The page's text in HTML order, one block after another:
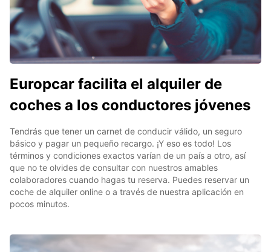
Europcar facilita el alquiler de
coches a los conductores jóvenes
Tendrás que tener un carnet de conducir válido, un seguro
básico y pagar un pequeño recargo. ¡Y eso es todo! Los
términos y condiciones exactos varían de un país a otro, así
que no te olvides de consultar con nuestros amables
colaboradores cuando hagas tu reserva. Puedes reservar un
coche de alquiler online o a través de nuestra aplicación en
pocos minutos.